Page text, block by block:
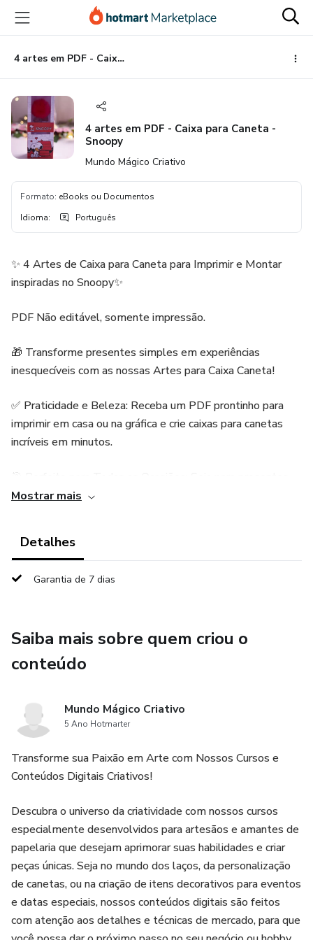
para
conteúdo
principal
para
pagamento
para
rodapé
4 artes em PDF - Caixa para Caneta - Snoopy
4 artes em PDF - Caixa para Caneta -
Snoopy
Mundo Mágico Criativo
Formato: eBooks ou Documentos
Idioma: Português
✨ 4 Artes de Caixa para Caneta para Imprimir e Montar
inspiradas no Snoopy✨
PDF Não editável, somente impressão.
🎁 Transforme presentes simples em experiências
inesquecíveis com as nossas Artes para Caixa Caneta!
✅ Praticidade e Beleza: Receba um PDF prontinho para
imprimir em casa ou na gráfica e crie caixas para canetas
incríveis em minutos.
pessoais ou para embalar seus itens de venda, o resultado
🖨️ O kit inclui:
Instrução de montagem com vídeo aula.
O acesso ao PDF com as artes chega NO E-MAIL que
você cadastra na hora da compra.
👉 Adquira já o seu kit e comece a montar suas caixas para
canetas hoje mesmo!
Mostrar mais
Detalhes
Garantia de 7 dias
Saiba mais sobre quem criou o
conteúdo
Mundo Mágico Criativo
5 Ano Hotmarter
Transforme sua Paixão em Arte com Nossos Cursos e
Conteúdos Digitais Criativos!
Descubra o universo da criatividade com nossos cursos
especialmente desenvolvidos para artesãos e amantes de
papelaria que desejam aprimorar suas habilidades e criar
peças únicas. Seja no mundo dos laços, da personalização
de canetas, ou na criação de itens decorativos para eventos
e datas especiais, nossos conteúdos digitais são feitos
com atenção aos detalhes e técnicas de mercado, para que